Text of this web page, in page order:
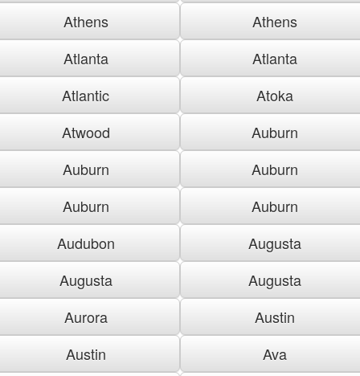
Athens
Athens
Atlanta
Atlanta
Atlantic
Atoka
Atwood
Auburn
Auburn
Auburn
Auburn
Auburn
Audubon
Augusta
Augusta
Augusta
Aurora
Austin
Austin
Ava